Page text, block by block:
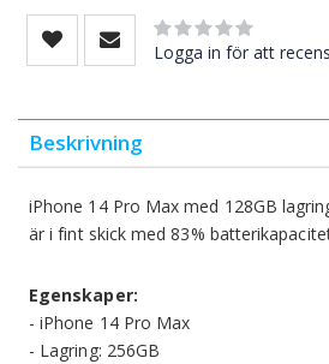
Rating:
0% of100
Logga in för att
Beskrivning
iPhone 14 Pro Max med 128GB
är i fint skick med 83%
Egenskaper:
- iPhone 14 Pro Max
- Lagring: 256GB